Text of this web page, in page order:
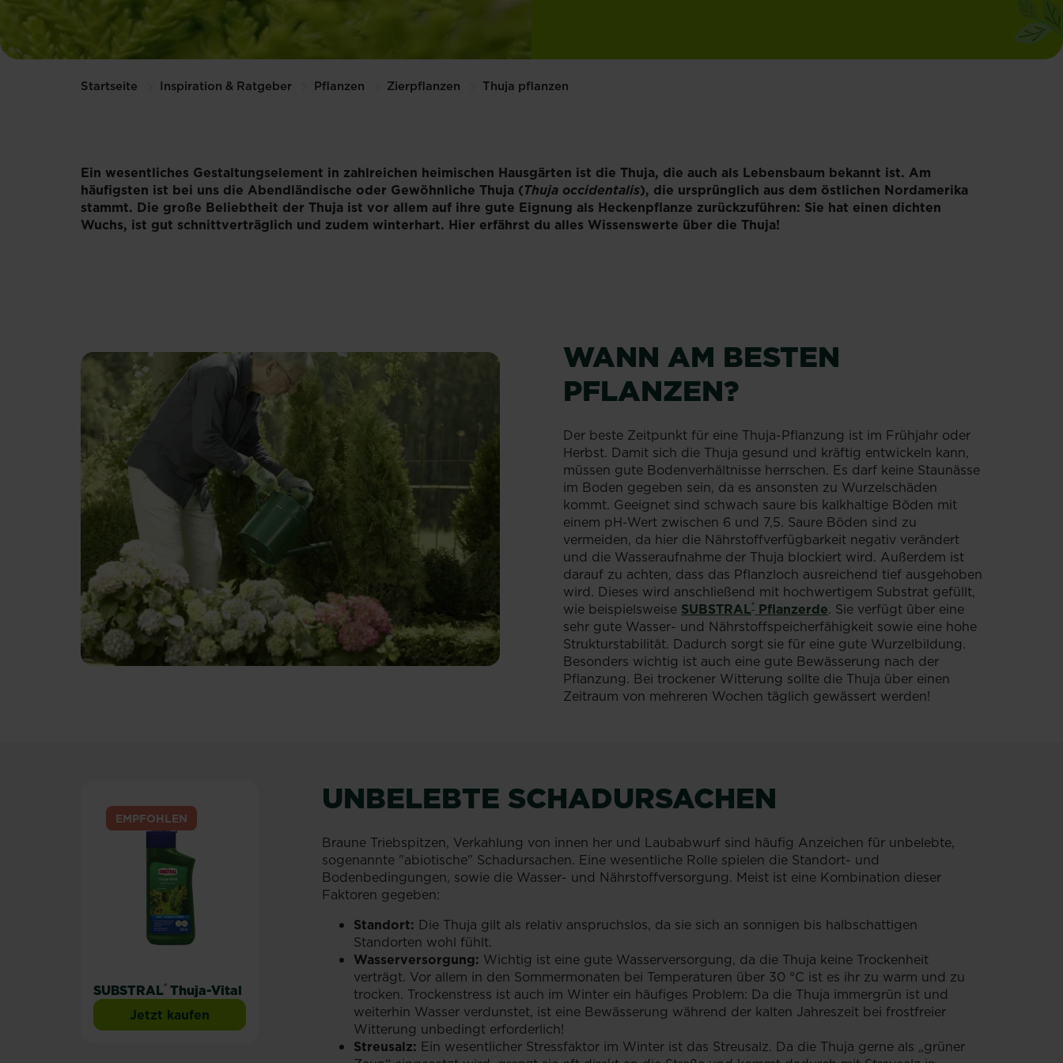
Startseite Inspiration & Ratgeber Pflanzen Zierpflanzen Thuja pflanzen
Ein wesentliches Gestaltungselement in zahlreichen heimischen Hausgärten ist die Thuja, die auch als Lebensbaum bekannt ist. Am
häufigsten ist bei uns die Abendländische oder Gewöhnliche Thuja (Thuja occidentalis), die ursprünglich aus dem östlichen Nordamerika
stammt. Die große Beliebtheit der Thuja ist vor allem auf ihre gute Eignung als Heckenpflanze zurückzuführen: Sie hat einen dichten
Wuchs, ist gut schnittverträglich und zudem winterhart. Hier erfährst du alles Wissenswerte über die Thuja!
WANN AM BESTEN
PFLANZEN?
Der beste Zeitpunkt für eine Thuja-Pflanzung ist im Frühjahr oder
Herbst. Damit sich die Thuja gesund und kräftig entwickeln kann,
müssen gute Bodenverhältnisse herrschen. Es darf keine Staunässe
im Boden gegeben sein, da es ansonsten zu Wurzelschäden
kommt. Geeignet sind schwach saure bis kalkhaltige Böden mit
einem pH-Wert zwischen 6 und 7,5. Saure Böden sind zu
vermeiden, da hier die Nährstoffverfügbarkeit negativ verändert
und die Wasseraufnahme der Thuja blockiert wird. Außerdem ist
darauf zu achten, dass das Pflanzloch ausreichend tief ausgehoben
wird. Dieses wird anschließend mit hochwertigem Substrat gefüllt,
wie beispielsweise SUBSTRAL® Pflanzerde. Sie verfügt über eine
sehr gute Wasser- und Nährstoffspeicherfähigkeit sowie eine hohe
Strukturstabilität. Dadurch sorgt sie für eine gute Wurzelbildung.
Besonders wichtig ist auch eine gute Bewässerung nach der
Pflanzung. Bei trockener Witterung sollte die Thuja über einen
Zeitraum von mehreren Wochen täglich gewässert werden!
SUBSTRAL® Thuja-Vital
Jetzt kaufenSUBSTRAL® Thuja-Vital
EMPFOHLEN
UNBELEBTE SCHADURSACHEN
Braune Triebspitzen, Verkahlung von innen her und Laubabwurf sind häufig Anzeichen für unbelebte,
sogenannte "abiotische" Schadursachen. Eine wesentliche Rolle spielen die Standort- und
Bodenbedingungen, sowie die Wasser- und Nährstoffversorgung. Meist ist eine Kombination dieser
Faktoren gegeben:
Standort: Die Thuja gilt als relativ anspruchslos, da sie sich an sonnigen bis halbschattigen
Standorten wohl fühlt.
Wasserversorgung: Wichtig ist eine gute Wasserversorgung, da die Thuja keine Trockenheit
verträgt. Vor allem in den Sommermonaten bei Temperaturen über 30 °C ist es ihr zu warm und zu
trocken. Trockenstress ist auch im Winter ein häufiges Problem: Da die Thuja immergrün ist und
weiterhin Wasser verdunstet, ist eine Bewässerung während der kalten Jahreszeit bei frostfreier
Witterung unbedingt erforderlich!
Streusalz: Ein wesentlicher Stressfaktor im Winter ist das Streusalz. Da die Thuja gerne als „grüner